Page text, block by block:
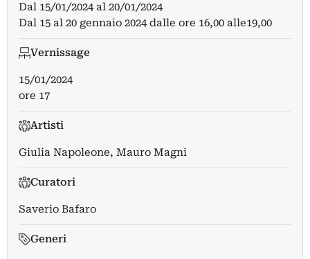
Dal 15/01/2024al 20/01/2024
Dal 15 al 20 gennaio 2024 dalle ore 16,00 alle19,00
Vernissage
15/01/2024
ore 17
Artisti
Giulia Napoleone, Mauro Magni
Curatori
Saverio Bafaro
Generi